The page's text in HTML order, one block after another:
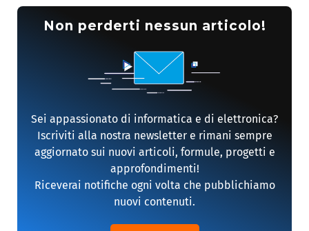
Non perderti nessun articolo!
Sei appassionato di informatica e di elettronica?
Iscriviti alla nostra newsletter e rimani sempre
aggiornato sui nuovi articoli, formule, progetti e
approfondimenti!
Riceverai notifiche ogni volta che pubblichiamo
nuovi contenuti.